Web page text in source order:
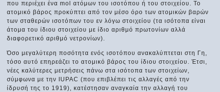
που περιέχει ένα mol ατόμων του ισοτόπου ή του στοιχείου. Το
ατομικό βάρος προκύπτει από τον μέσο όρο των ατομικών βαρών
των σταθερών ισοτόπων του εν λόγω στοιχείου (τα ισότοπα είναι
άτομα του ίδιου στοιχείου με ίδιο αριθμό πρωτονίων αλλά
διαφορετικό αριθμό νετρονίων).
Όσο μεγαλύτερη ποσότητα ενός ισοτόπου ανακαλύπτεται στη Γη,
τόσο αυτό επηρεάζει το ατομικό βάρος του ίδιου στοιχείου. Έτσι,
νέες καλύτερες μετρήσεις πάνω στα ισότοπα των στοιχείων,
σύμφωνα με την IUPAC (που επιβλέπει τις αλλαγές από την
ίδρυσή της το 1919), κατέστησαν αναγκαία την αλλαγή του